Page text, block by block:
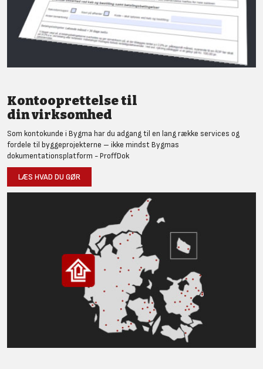
Kontooprettelse til
din virksomhed
Som kontokunde i Bygma har du adgang til en lang række services og
fordele til byggeprojekterne – ikke mindst Bygmas
dokumentationsplatform - ProffDok
LÆS HVAD DU GØR